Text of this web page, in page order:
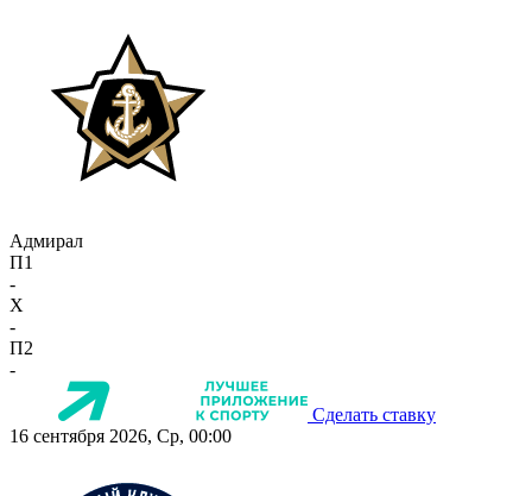
Адмирал
П1
-
X
-
П2
-
Сделать ставку
16 сентября 2026, Ср, 00:00